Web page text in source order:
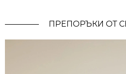
ПРЕПОРЪКИ ОТ